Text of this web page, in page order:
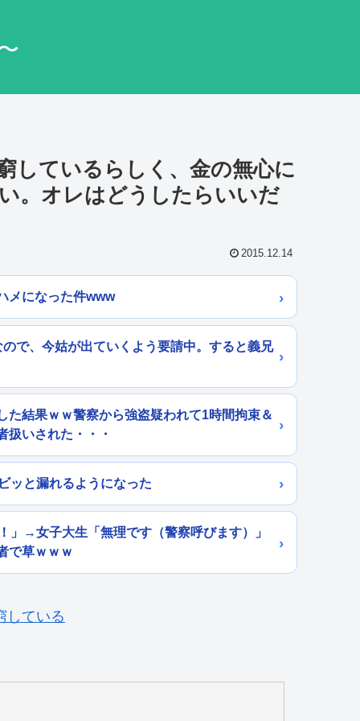
しているらしく、金の無心に
。オレはどうしたらいいだ
2015.12.14
メになった件www
で、今姑が出ていくよう要請中。すると義兄
結果ｗｗ警察から強盗疑われて1時間拘束＆
扱いされた・・・
ッと漏れるようになった
」→女子大生「無理です（警察呼びます）」
で草ｗｗｗ